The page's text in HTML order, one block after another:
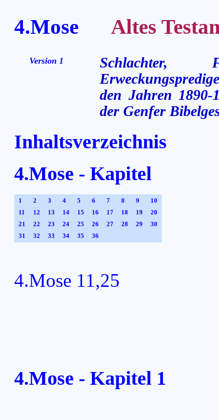
4.Mose Altes
Version 1
Schlachter,
den Jahren 1890-
der Genfer
Inhaltsverzeichnis
4.Mose - Kapitel
1 2 3 4 5 6 7 8 9
10
11
12 13 14 15 16 17 18 19
20
21
22 23 24 25 26 27 28 29
30
31
32 33 34 35 36
4.Mose 11,25
4.Mose - Kapitel 1